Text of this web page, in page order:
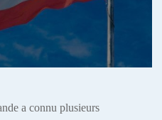
a connu plusieurs